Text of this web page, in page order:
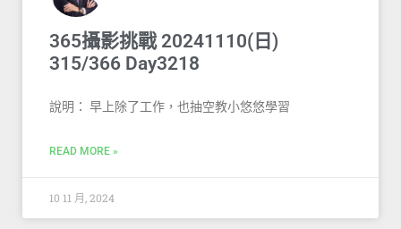
365攝影挑戰 20241110(日)
315/366 Day3218
說明： 早上除了工作，也抽空教小悠悠學習
READ MORE »
10 11 月, 2024